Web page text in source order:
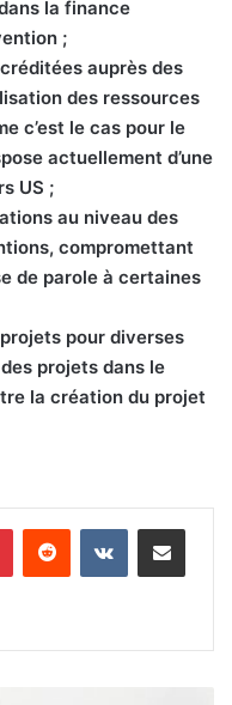
la finance
;
auprès des
des ressources
c’est le cas pour le
actuellement d’une
US ;
au niveau des
compromettant
de parole à certaines
pour diverses
projets dans le
la création du projet